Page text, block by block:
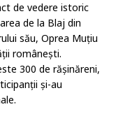
de vedere istoric
de la Blaj din
său, Oprea Muțiu
românești.
300 de rășinăreni,
și-au